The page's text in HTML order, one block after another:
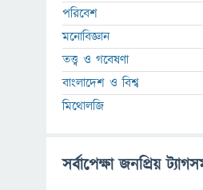
পরিবেশ
মনোবিজ্ঞান
তত্ত্ব ও গবেষণা
বাংলাদেশ ও বিশ্ব
মিথোলজি
সর্বাপেক্ষা জনপ্রিয়